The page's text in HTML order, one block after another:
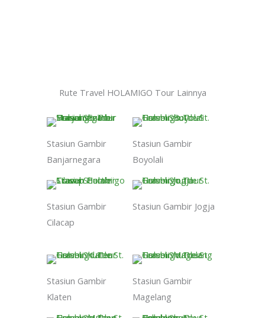
Rute Travel HOLAMIGO Tour Lainnya
Stasiun Gambir
Banjarnegara
Stasiun Gambir
Boyolali
Stasiun Gambir
Cilacap
Stasiun Gambir Jogja
Stasiun Gambir
Klaten
Stasiun Gambir
Magelang